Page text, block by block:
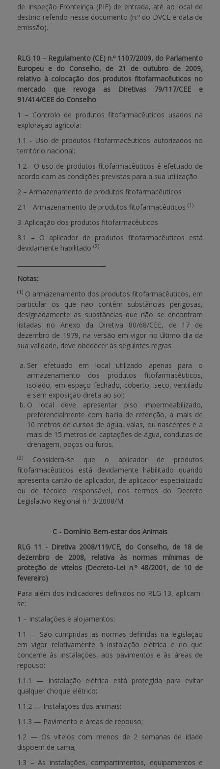
de Inspeção Fronteiriça (PIF) de entrada, até ao local de
destino referido nesse documento (n.º do DVCE e data de
emissão).
RLG 10 – Regulamento (CE) n.º 1107/2009, do Parlamento
Europeu e do Conselho, de 21 de outubro de 2009,
relativo à colocação dos produtos fitofarmacêuticos no
mercado que revoga as Diretivas 79/117/CEE e
91/414/CEE do Conselho
1 – Controlo de produtos fitofarmacêuticos usados na
exploração agrícola:
1.1 - Uso de produtos fitofarmacêuticos autorizados no
território nacional;
1.2 - O uso de produtos fitofarmacêuticos é efetuado de
acordo com as condições previstas para a sua utilização.
2 – Armazenamento de produtos fitofarmacêuticos
2.1 - Armazenamento de produtos fitofarmacêuticos (1)
3. Aplicação dos produtos fitofarmacêuticos
3.1 – O aplicador de produtos fitofarmacêuticos está
devidamente habilitado (2).
Notas:
(1) O armazenamento dos produtos fitofarmacêuticos, em
particular os que não contêm substâncias perigosas,
designadamente as substâncias que não se encontram
listadas no Anexo da Diretiva 80/68/CEE, de 17 de
dezembro de 1979, na versão em vigor no último dia da
sua validade, deve obedecer às seguintes regras:
Ser efetuado em local utilizado apenas para o
armazenamento dos produtos fitofarmacêuticos,
isolado, em espaço fechado, coberto, seco, ventilado
e sem exposição direta ao sol;
O local deve apresentar piso impermeabilizado,
preferencialmente com bacia de retenção, a mais de
10 metros de cursos de água, valas, ou nascentes e a
mais de 15 metros de captações de água, condutas de
drenagem, poços ou furos.
(2)
Considera-se que o aplicador de produtos
fitofarmacêuticos está devidamente habilitado quando
apresenta cartão de aplicador, de aplicador especializado
ou de técnico responsável, nos termos do Decreto
Legislativo Regional n.º 3/2008/M.
C - Domínio Bem-estar dos Animais
RLG 11 - Diretiva 2008/119/CE, do Conselho, de 18 de
dezembro de 2008, relativa às normas mínimas de
proteção de vitelos (Decreto-Lei n.º 48/2001, de 10 de
fevereiro)
Para além dos indicadores definidos no RLG 13, aplicam-
se:
1 – Instalações e alojamentos:
1.1 — São cumpridas as normas definidas na legislação
em vigor relativamente à instalação elétrica e no que
concerne às instalações, aos pavimentos e às áreas de
repouso:
1.1.1 — Instalação elétrica está protegida para evitar
qualquer choque elétrico;
1.1.2 — Instalações dos animais;
1.1.3 — Pavimento e áreas de repouso;
1.2 — Os vitelos com menos de 2 semanas de idade
dispõem de cama;
1.3 – As instalações, compartimentos, equipamentos e